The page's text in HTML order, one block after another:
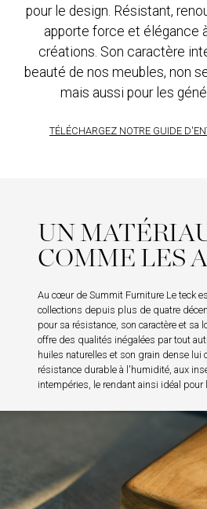
pour le design. Résistant,
apporte force et élégance
créations. Son caractère
beauté de nos meubles, non
mais aussi pour les
TÉLÉCHARGEZ NOTRE GUIDE
UN
COMME LES
Au cœur de Summit Furniture Le teck
collections depuis plus de quatre
pour sa résistance, son caractère et sa
offre des qualités inégalées par tout
huiles naturelles et son grain dense lui
résistance durable à l'humidité, aux
intempéries, le rendant ainsi idéal pour